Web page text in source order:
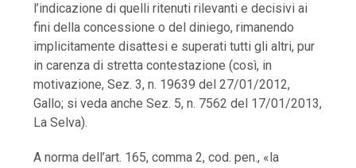
l’indicazione di quelli ritenuti rilevanti e decisivi ai
fini della concessione o del diniego, rimanendo
implicitamente disattesi e superati tutti gli altri, pur
in carenza di stretta contestazione (così, in
motivazione, Sez. 3, n. 19639 del 27/01/2012,
Gallo; si veda anche Sez. 5, n. 7562 del 17/01/2013,
La Selva).
A norma dell’art. 165, comma 2, cod. pen., «la